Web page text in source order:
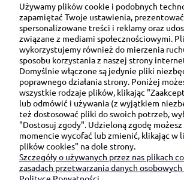
Ul. Brukowa 6/8 lok. 57/
91-341 Łódź
NIP: 6751510615
SKONTAKTUJ SIĘ Z
sklep@be-
+48 690 172 872
Używamy plików cookie i podobnych
zapamiętać Twoje ustawienia, prezentować
spersonalizowane treści i reklamy oraz
związane z mediami społecznościowymi.
wykorzystujemy również do mierzenia
sposobu korzystania z naszej strony
Domyślnie włączone są jedynie pliki
poprawnego działania strony. Poniżej
wszystkie rodzaje plików, klikając
lub odmówić i używania (z wyjątkiem
też dostosować pliki do swoich potrzeb,
"Dostosuj zgody". Udzieloną zgodę
momencie wycofać lub zmienić, klikając w
plików cookies" na dole strony.
Szczegóły o używanych przez nas plikach
zasadach przetwarzania danych